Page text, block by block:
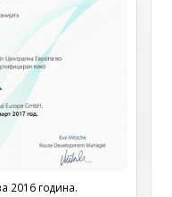
2016 година.